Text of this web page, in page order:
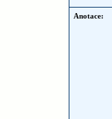
Anotace: